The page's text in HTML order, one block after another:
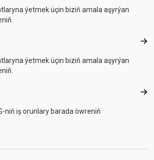
ýetmek üçin biziň amala aşyrýan
ýetmek üçin biziň amala aşyrýan
Iş
niň iş orunlary barada öwreniň